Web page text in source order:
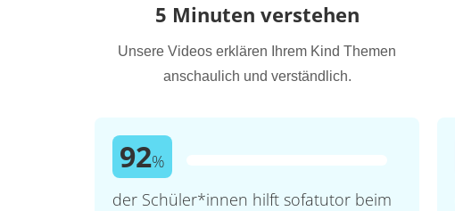
5 Minuten verstehen
Unsere Videos erklären Ihrem Kind Themen
anschaulich und verständlich.
92%
der Schüler*innen hilft sofatutor beim